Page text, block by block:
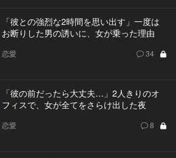
「彼との強烈な2時間を思い出す」一度は
お断りした男の誘いに、女が乗った理由
恋愛 34
「彼の前だったら大丈夫…」2人きりのオ
フィスで、女が全てをさらけ出した夜
恋愛 8